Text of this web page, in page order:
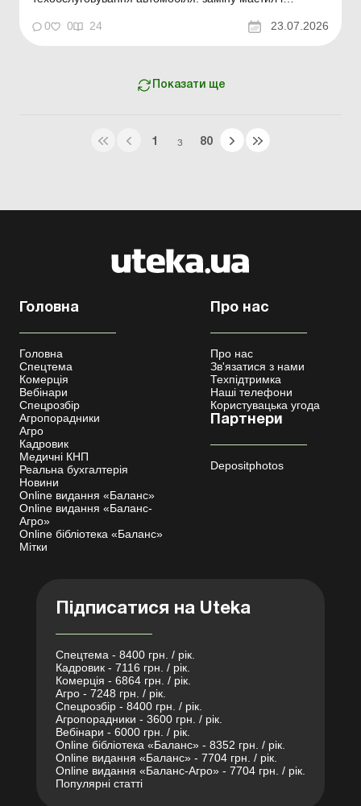
регулярні витрати, що підтримують авто в робочому
стані, а також які можливі наслідки з податку на
0 0 24 23.07.2026
Показати ще
1 З 80
Головна
Головна
Спецтема
Комерція
Вебінари
Спецрозбір
Агропорадники
Агро
Кадровик
Медичні КНП
Реальна бухгалтерія
Новини
Online видання «Баланс»
Online видання «Баланс-
Агро»
Online бібліотека «Баланс»
Мітки
Про нас
Про нас
Зв'язатися з нами
Техпідтримка
Наші телефони
Користувацька угода
Партнери
Depositphotos
Підписатися на Uteka
Спецтема - 8400 грн. / рік.
Кадровик - 7116 грн. / рік.
Комерція - 6864 грн. / рік.
Агро - 7248 грн. / рік.
Спецрозбір - 8400 грн. / рік.
Агропорадники - 3600 грн. / рік.
Вебінари - 6000 грн. / рік.
Online бібліотека «Баланс» - 8352 грн. / рік.
Online видання «Баланс» - 7704 грн. / рік.
Online видання «Баланс-Агро» - 7704 грн. / рік.
Популярні статті